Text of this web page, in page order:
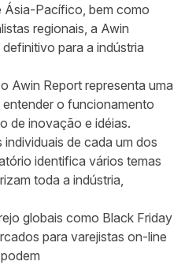
Ásia-Pacífico, bem como
regionais, a Awin
para a indústria
Awin Report representa uma
o funcionamento
de inovação e idéias.
de cada um dos
identifica vários temas
toda a indústria,
globais como Black Friday
para varejistas on-line